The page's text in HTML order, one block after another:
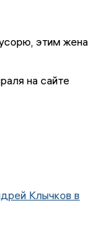
этим жена
на сайте
Клычков в